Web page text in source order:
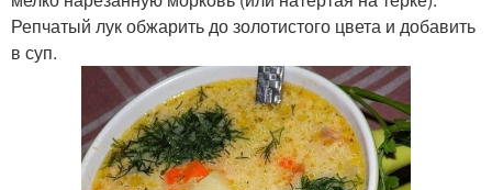
Репчатый лук обжарить до золотистого цвета и добавить
в суп.